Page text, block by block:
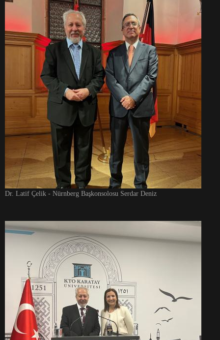
Dr. Latif Çelik - Nürnberg Başkonsolosu Serdar Deniz